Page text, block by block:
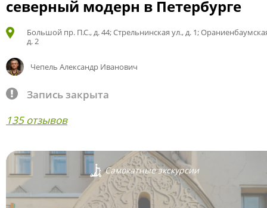
северный модерн в Петербурге
Большой пр. П.С., д. 44; Стрельнинская ул., д. 1;
д. 2
Чепель Александр Иванович
Запись закрыта
135 отзывов
Самокатные экскурсии